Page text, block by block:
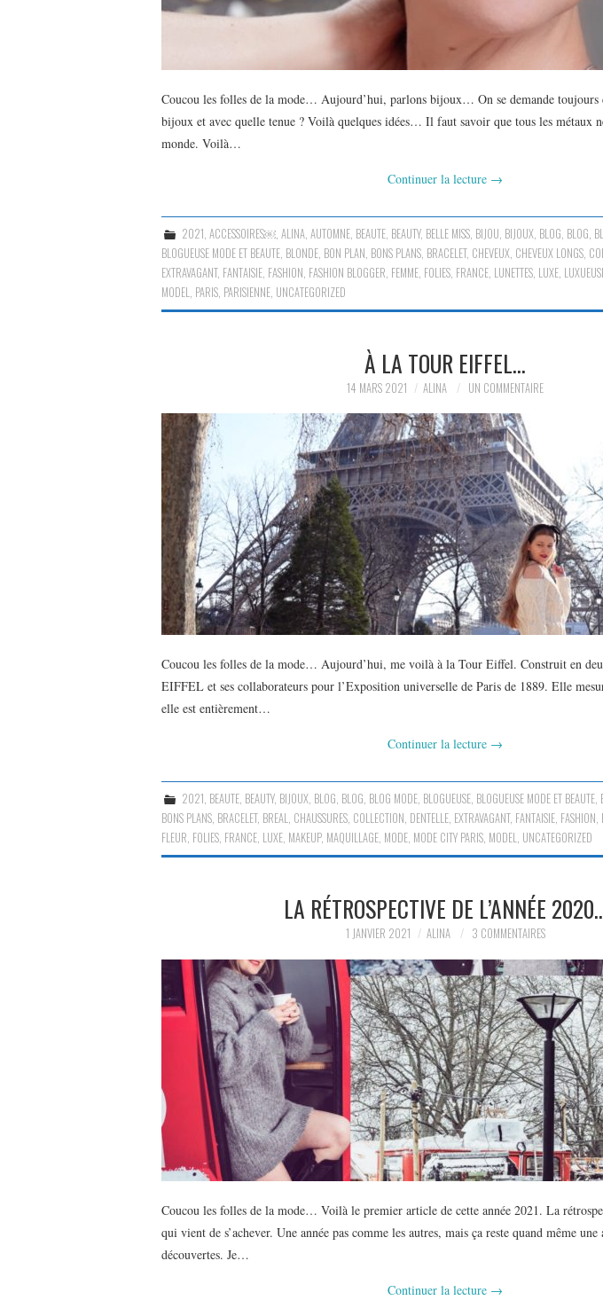
Coucou les folles de la mode… Aujourd’hui, parlons bijoux… On se demande toujours
bijoux et avec quelle tenue ? Voilà quelques idées… Il faut savoir que tous les métaux
monde. Voilà…
Continuer la lecture →
2021 ,ACCESSOIRES￼ ,ALINA ,AUTOMNE BEAUTE BEAUTY, BELLE MISS BIJOU BIJOUX BLOG BLOG
BLOGUEUSE MODE ET BEAUTE BLONDE BON PLAN BONS PLANS BRACELET, CHEVEUX CHEVEUX LONGS
EXTRAVAGANT, FANTAISIE FASHION FASHION BLOGGER FEMME FOLIES FRANCE LUNETTES LUXE
MODEL PARIS PARISIENNE UNCATEGORIZED
À LA TOUR EIFFEL…
14 MARS 2021 ALINA UN COMMENTAIRE
Coucou les folles de la mode… Aujourd’hui, me voilà à la Tour Eiffel. Construit en
EIFFEL et ses collaborateurs pour l’Exposition universelle de Paris de 1889. Elle
elle est entièrement…
Continuer la lecture →
2021, BEAUTE, BEAUTY, BIJOUX, BLOG, BLOG, BLOG MODE, BLOGUEUSE, BLOGUEUSE MODE ET BEAUTE,
BONS PLANS, BRACELET, BREAL, CHAUSSURES, COLLECTION, DENTELLE, EXTRAVAGANT, FANTAISIE, FASHION,
FLEUR, FOLIES, FRANCE, LUXE, MAKEUP, MAQUILLAGE, MODE, MODE CITY PARIS, MODEL, UNCATEGORIZED
LA RÉTROSPECTIVE DE L’ANNÉE
1 JANVIER 2021 ALINA 3 COMMENTAIRES
Coucou les folles de la mode… Voilà le premier article de cette année 2021. La
qui vient de s’achever. Une année pas comme les autres, mais ça reste quand même une
découvertes. Je…
Continuer la lecture →